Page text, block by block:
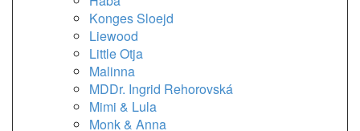
Konges Sloejd
Liewood
Little Otja
Malinna
MDDr. Ingrid Rehorovská
Mimi & Lula
Monk & Anna